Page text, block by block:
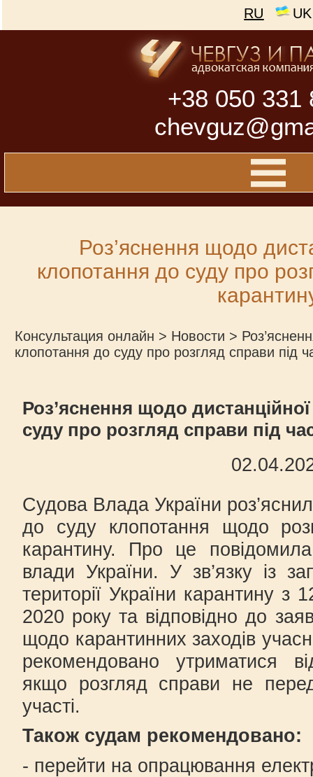
RU UK
+38 050 331
Роз’яснення щодо
клопотання до суду про
Консультация онлайн > Новости >
клопотання до суду про розгляд справи під
Роз’яснення щодо
суду про розгляд справи під
Судова Влада України
до суду клопотання щодо
карантину. Про це
влади України. У зв’язку із
території України карантину з
2020 року та відповідно до
щодо карантинних заходів
рекомендовано утриматися
якщо розгляд справи не
участі.
Також судам рекомендовано:
- перейти на опрацювання